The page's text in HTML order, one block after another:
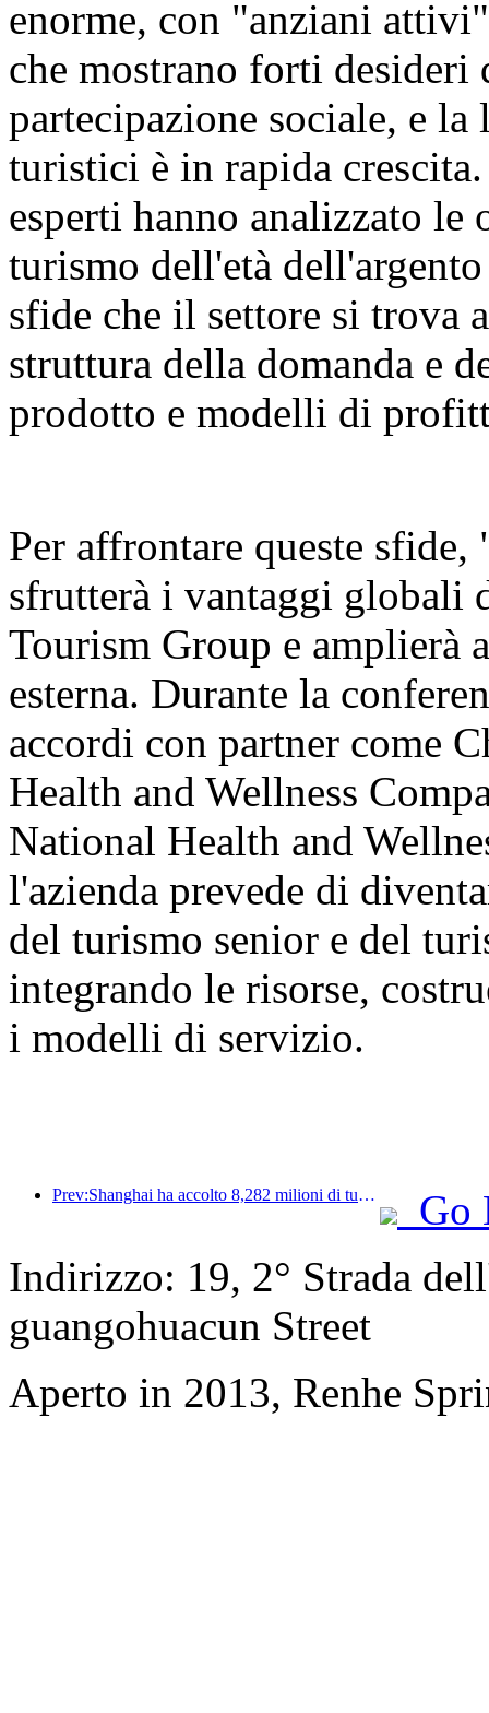
enorme, con "anziani
che mostrano forti desideri
partecipazione sociale, e
turistici è in rapida
esperti hanno analizzato
turismo dell'età
sfide che il settore si trova
struttura della domanda e
prodotto e modelli di
Per affrontare queste
sfrutterà i vantaggi globali
Tourism Group e amplierà
esterna. Durante la
accordi con partner come
Health and Wellness
National Health and
l'azienda prevede di
del turismo senior e del
integrando le risorse,
i modelli di servizio.
Prev:Shanghai ha accolto 8,282 milioni di turisti nei primi 11 mesi dell'anno, superando le aspettative iniziali.
Go
Indirizzo: 19, 2° Strada
guangohuacun Street
Aperto in 2013, Renhe